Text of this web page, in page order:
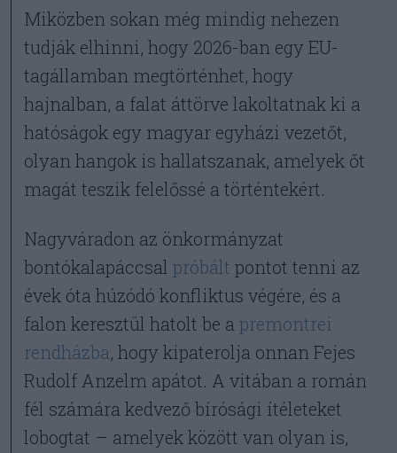
Miközben sokan még mindig nehezen
tudják elhinni, hogy 2026-ban egy EU-
tagállamban megtörténhet, hogy
hajnalban, a falat áttörve lakoltatnak ki a
hatóságok egy magyar egyházi vezetőt,
olyan hangok is hallatszanak, amelyek őt
magát teszik felelőssé a történtekért.
Nagyváradon az önkormányzat
bontókalapáccsalpróbáltpontot tenni az
évek óta húzódó konfliktus végére, és a
falon keresztül hatolt be apremontrei
rendházba, hogy kipaterolja onnan Fejes
Rudolf Anzelm apátot. A vitában a román
fél számára kedvező bírósági ítéleteket
lobogtat – amelyek között van olyan is,